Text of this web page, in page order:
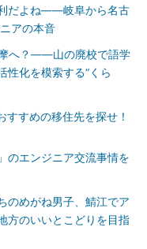
よ！ 何か作ろう」とう
る感じです。今後は、
。
徳島編、次回は、東
かった点をお伝えしま
だよね――岐阜から名古
アの本音
へ？――山の廃校で語学
性化を模索する“くら
すめの移住先を探せ！
のエンジニア交流事情を
のめがね男子、鯖江でア
方のいいとこどりを目指